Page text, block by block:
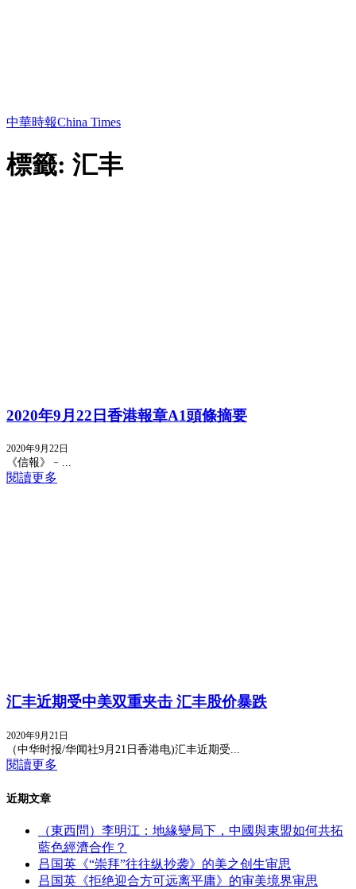
中華時報China Times
標籤: 汇丰
2020年9月22日香港報章A1頭條摘要
2020年9月22日
《信報》﹣...
閱讀更多
汇丰近期受中美双重夹击 汇丰股价暴跌
2020年9月21日
（中华时报/华闻社9月21日香港电)汇丰近期受...
閱讀更多
近期文章
（東西問）李明江：地緣變局下，中國與東盟如何共拓
藍色經濟合作？
吕国英《“崇拜”往往纵抄袭》的美之创生审思
吕国英《拒绝迎合方可远离平庸》的审美境界审思